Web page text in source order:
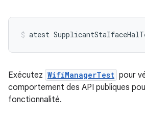
atest
Exécutez WifiManagerTest pour
comportement des API publiques
fonctionnalité.